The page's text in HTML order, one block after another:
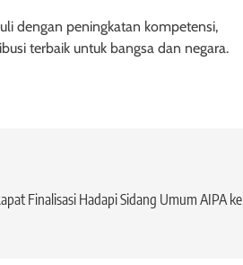
dengan peningkatan kompetensi,
terbaik untuk bangsa dan negara.
Finalisasi Hadapi Sidang Umum AIPA ke